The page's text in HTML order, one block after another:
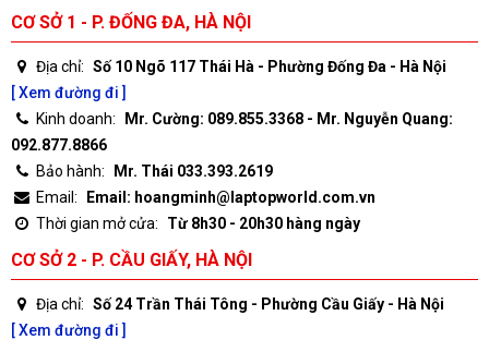
CƠ SỞ 1 - P. ĐỐNG ĐA, HÀ NỘI
Địa chỉ: Số 10 Ngõ 117 Thái Hà - Phường Đống Đa - Hà Nội
[ Xem đường đi ]
Kinh doanh:
Mr. Cường: 089.855.3368 - Mr. Nguyễn Quang:
092.877.8866
Bảo hành:
Mr. Thái 033.393.2619
Email:
Email: hoangminh@laptopworld.com.vn
Thời gian mở cửa:
Từ 8h30 - 20h30 hàng ngày
CƠ SỞ 2 - P. CẦU GIẤY, HÀ NỘI
Địa chỉ: Số 24 Trần Thái Tông - Phường Cầu Giấy - Hà Nội
[ Xem đường đi ]